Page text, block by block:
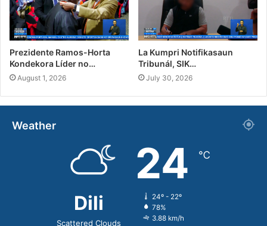
Prezidente Ramos-Horta
Kondekora Líder no…
August 1, 2026
La Kumpri Notifikasaun
Tribunál, SIK…
July 30, 2026
Weather
Dili
Scattered Clouds
24 ℃
24º - 22º
78%
3.88 km/h